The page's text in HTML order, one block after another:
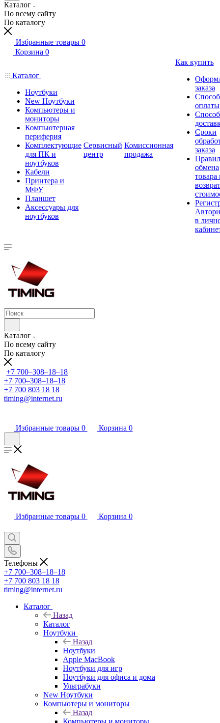
Каталог
По всему сайту
По каталогу
Избранные товары 0
Корзина 0
Каталог
Ноутбуки
New Ноутбуки
Компьютеры и
мониторы
Компьютерная
периферия
Комплектующие
для ПК и
ноутбуков
Кабели
Принтера и
МФУ
Планшет
Аксессуары для
ноутбуков
Сервисный
центр
Комиссионная
продажа
Как купить
заказа
оплаты
Сроки
заказа
обмена
товара
в
Каталог
По всему сайту
По каталогу
+7 700‒308‒18‒18
+7 700‒308‒18‒18
+7 700 803 18 18
timing@internet.ru
Избранные товары 0 Корзина 0
Избранные товары 0 Корзина 0
Телефоны
+7 700‒308‒18‒18
+7 700 803 18 18
timing@internet.ru
Каталог
Назад
Каталог
Ноутбуки
Назад
Ноутбуки
Apple MacBook
Ноутбуки для игр
Ноутбуки для офиса и дома
Ультрабуки
New Ноутбуки
Компьютеры и мониторы
Назад
Компьютеры и мониторы